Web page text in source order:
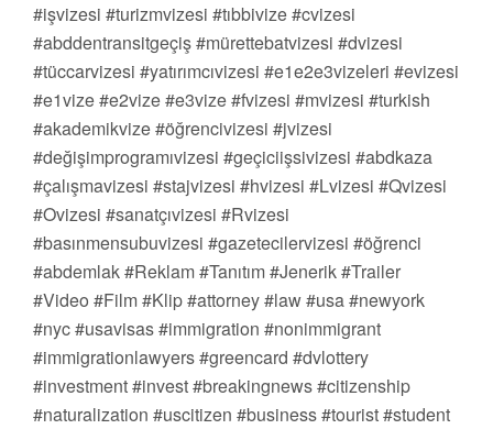
#işvizesi #turizmvizesi #tıbbivize #cvizesi
#abddentransitgeçiş #mürettebatvizesi #dvizesi
#tüccarvizesi #yatırımcıvizesi #e1e2e3vizeleri #evizesi
#e1vize #e2vize #e3vize #fvizesi #mvizesi #turkish
#akademikvize #öğrencivizesi #jvizesi
#değişimprogramıvizesi #geçiciişsivizesi #abdkaza
#çalışmavizesi #stajvizesi #hvizesi #Lvizesi #Qvizesi
#Ovizesi #sanatçıvizesi #Rvizesi
#basınmensubuvizesi #gazetecilervizesi #öğrenci
#abdemlak #Reklam #Tanıtım #Jenerik #Trailer
#Video #Film #Klip #attorney #law #usa #newyork
#nyc #usavisas #immigration #nonimmigrant
#immigrationlawyers #greencard #dvlottery
#investment #invest #breakingnews #citizenship
#naturalization #uscitizen #business #tourist #student